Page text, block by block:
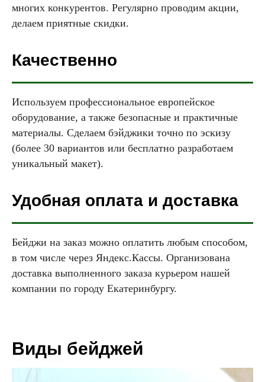
многих конкурентов. Регулярно проводим акции,
делаем приятные скидки.
Качественно
Используем профессиональное европейское
оборудование, а также безопасные и практичные
материалы. Сделаем бэйджики точно по эскизу
(более 30 вариантов или бесплатно разработаем
уникальный макет).
Удобная оплата и доставка
Бейджи на заказ можно оплатить любым способом,
в том числе через Яндекс.Кассы. Организована
доставка выполненного заказа курьером нашей
компании по городу Екатеринбургу.
Виды бейджей